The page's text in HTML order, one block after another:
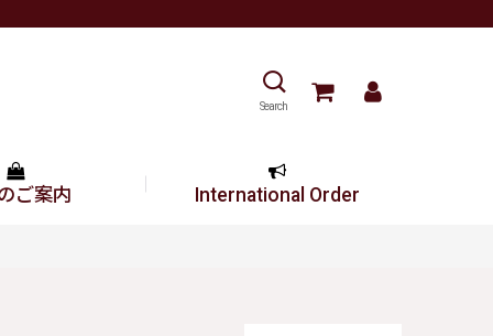
Search
ご案内 International Order